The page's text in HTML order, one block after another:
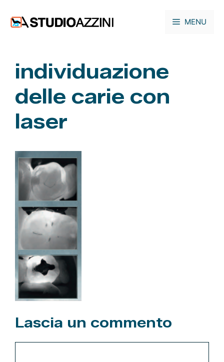
contenuto
MENU
individuazione
delle carie con
laser
Lascia un commento